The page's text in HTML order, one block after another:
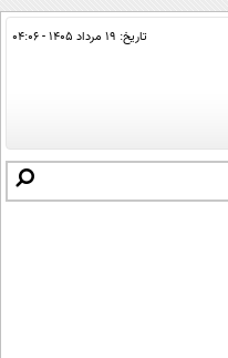
تاریخ: ۱۹ مرداد ۱۴۰۵ - ۰۴:۰۶